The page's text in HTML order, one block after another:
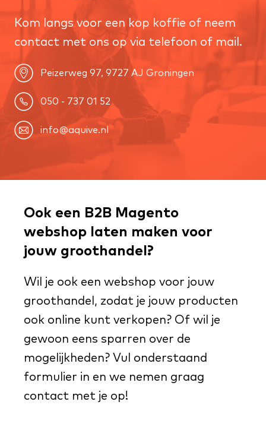
Kom langs voor een kop koffie of neem
contact met ons op via telefoon of mail.
Peizerweg 97, 9727 AJ Groningen
050 - 737 01 52
info@aquive.nl
Ook een B2B Magento
webshop laten maken voor
jouw groothandel?
Wil je ook een webshop voor jouw
groothandel, zodat je jouw producten
ook online kunt verkopen? Of wil je
gewoon eens sparren over de
mogelijkheden? Vul onderstaand
formulier in en we nemen graag
contact met je op!